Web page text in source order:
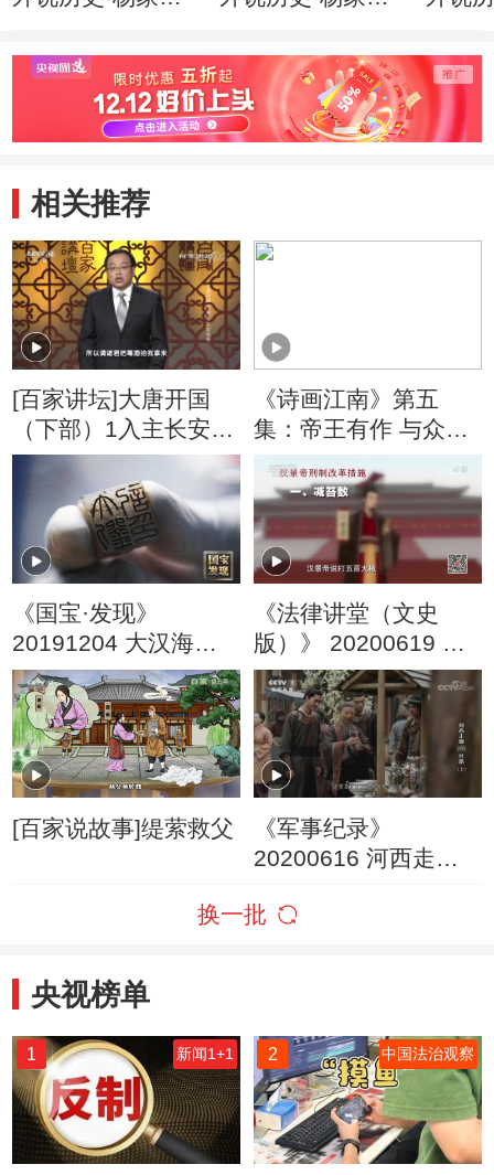
相关推荐
[百家讲坛]大唐开国
（下部）1入主长安
隋炀帝命丧江都
《诗画江南》第五
集：帝王有作 与众同
波 没想到你是这样的
隋炀帝
《国宝·发现》
20191204 大汉海昏
侯·千古奇帝
《法律讲堂（文史
版）》 20200619 秦
亡汉兴的法制规律
（十） 缇萦上书
[百家说故事]缇萦救父
《军事纪录》
20200616 河西走廊
换一批
央视榜单
1 新闻1+1 2 中国法治观察